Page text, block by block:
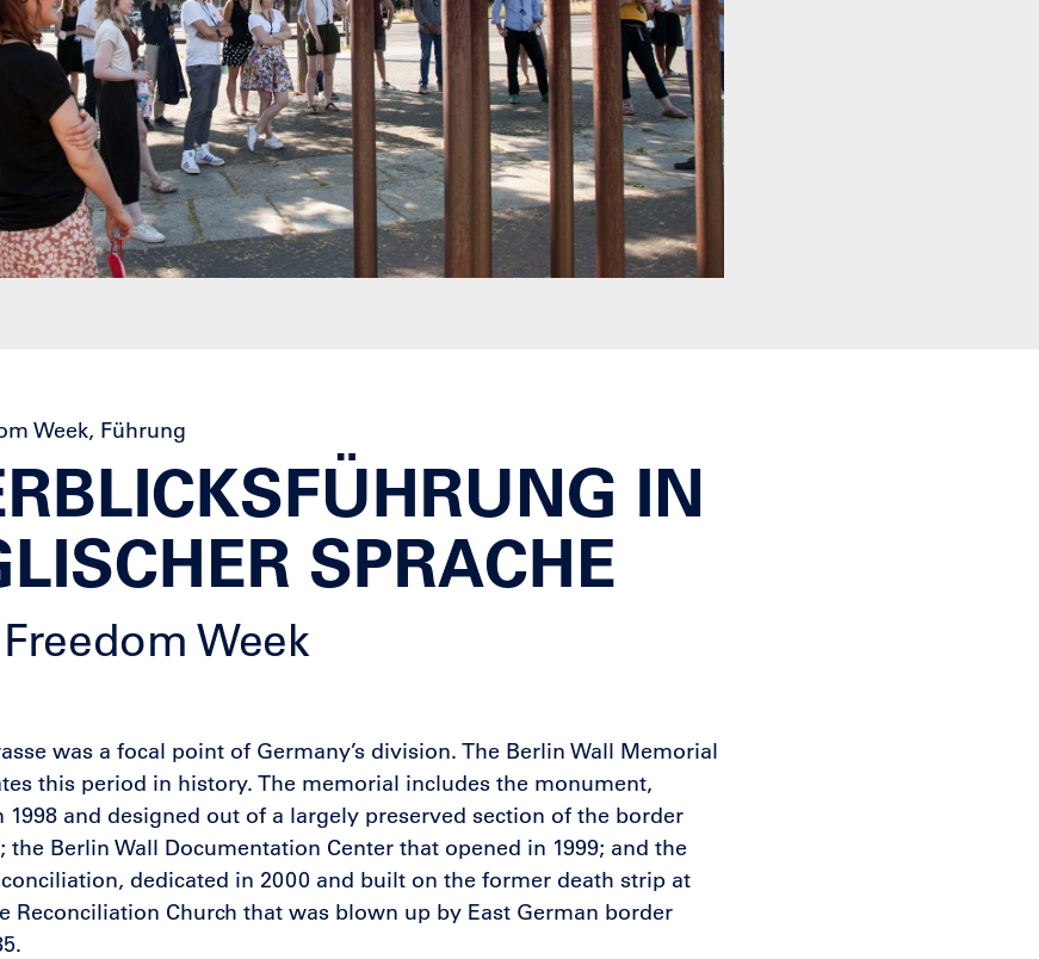
Week, Führung
IN
SPRACHE
Week
was a focal point of Germany’s division. The Berlin Wall Memorial
this period in history. The memorial includes the monument,
1998 and designed out of a largely preserved section of the border
Berlin Wall Documentation Center that opened in 1999; and the
dedicated in 2000 and built on the former death strip at
Reconciliation Church that was blown up by East German border